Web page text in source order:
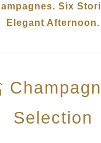
Six
Elegant Afternoon.
Selection